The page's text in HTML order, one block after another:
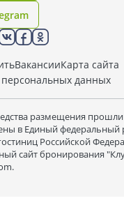
ВакансииКарта сайта
данных
размещения
в Единый федеральный
Российской
сайт бронирования